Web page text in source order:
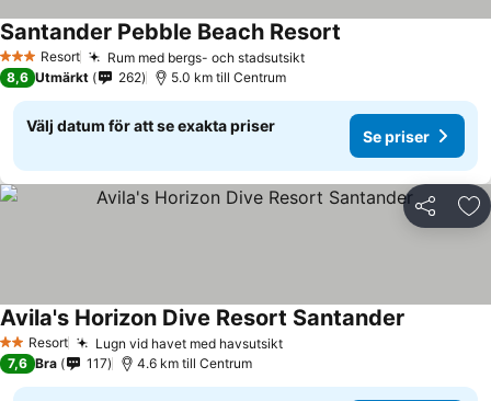
3 StjärnorResort Rum med bergs- och stadsutsikt
Santander Pebble Beach Resort
8,6 Utmärkt 262 5.0 km till Centrum
Välj datum för att se exakta priser
Se priser
Dela
2 Stjärnor
Resort Lugn vid havet med havsutsikt
Avila's Horizon Dive Resort Santander
7,6 Bra 117 4.6 km till Centrum